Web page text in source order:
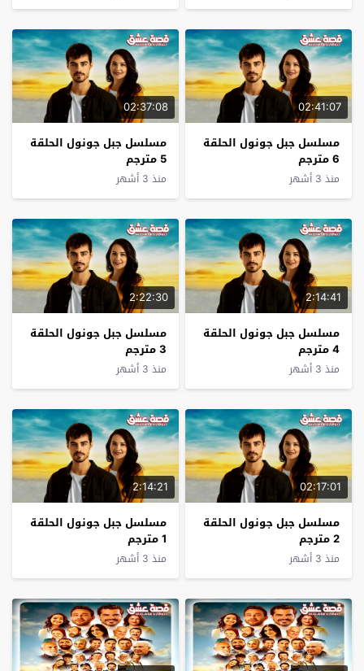
02:41:07
مسلسل جبل جونول الحلقة
6 مترجم
منذ 3 أشهر
02:37:08
مسلسل جبل جونول الحلقة
5 مترجم
منذ 3 أشهر
2:14:41
مسلسل جبل جونول الحلقة
4 مترجم
منذ 3 أشهر
2:22:30
مسلسل جبل جونول الحلقة
3 مترجم
منذ 3 أشهر
02:17:01
مسلسل جبل جونول الحلقة
2 مترجم
منذ 3 أشهر
2:14:21
مسلسل جبل جونول الحلقة
1 مترجم
منذ 3 أشهر